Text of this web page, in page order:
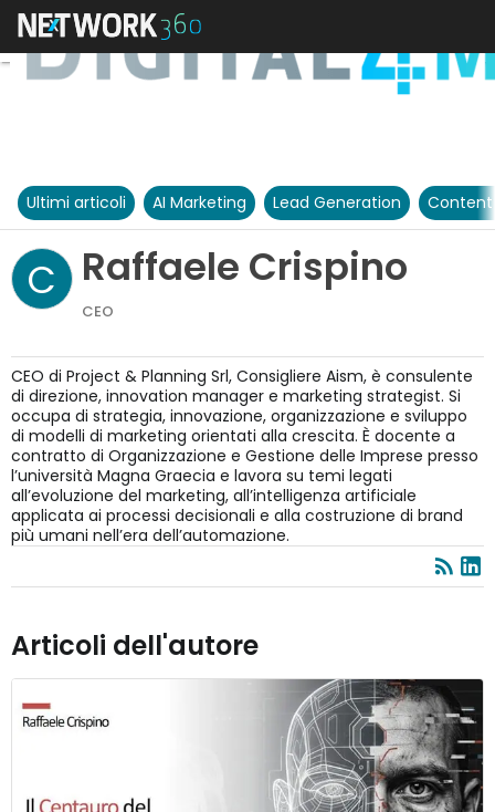
Ultimi articoli AI Marketing Lead Generation
C Raffaele Crispino
CEO
CEO di Project & Planning Srl, Consigliere Aism, è consulente
di direzione, innovation manager e marketing strategist. Si
occupa di strategia, innovazione, organizzazione e sviluppo
di modelli di marketing orientati alla crescita. È docente a
contratto di Organizzazione e Gestione delle Imprese presso
l’università Magna Graecia e lavora su temi legati
all’evoluzione del marketing, all’intelligenza artificiale
applicata ai processi decisionali e alla costruzione di brand
più umani nell’era dell’automazione.
Articoli dell'autore